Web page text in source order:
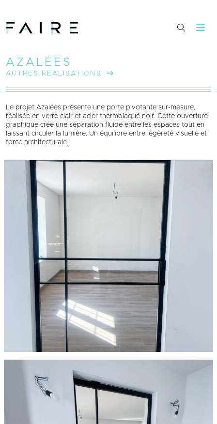
AZALÉES
AUTRES RÉALISATIONS
Le projet Azalées présente une porte pivotante sur-mesure,
réalisée en verre clair et acier thermolaqué noir. Cette ouverture
graphique crée une séparation fluide entre les espaces tout en
laissant circuler la lumière. Un équilibre entre légèreté visuelle et
force architecturale.